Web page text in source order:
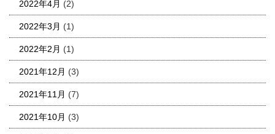
2022年4月 (2)
2022年3月 (1)
2022年2月 (1)
2021年12月 (3)
2021年11月 (7)
2021年10月 (3)